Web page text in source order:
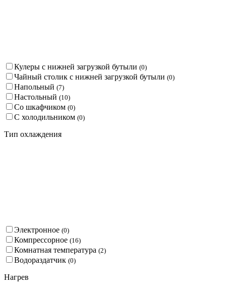
Кулеры с нижней загрузкой бутыли (0)
Чайный столик с нижней загрузкой бутыли (0)
Напольный (7)
Настольный (10)
Со шкафчиком (0)
С холодильником (0)
Тип охлаждения
Электронное (0)
Компрессорное (16)
Комнатная температура (2)
Водораздатчик (0)
Нагрев